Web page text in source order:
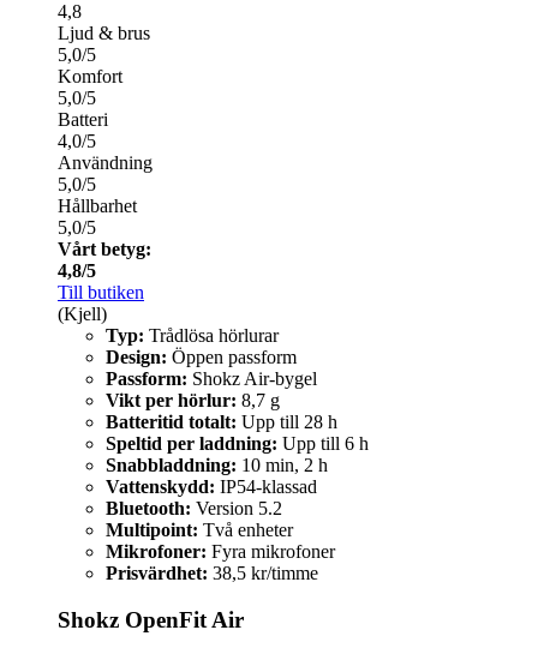
4,8
Ljud & brus
5,0/5
Komfort
5,0/5
Batteri
4,0/5
Användning
5,0/5
Hållbarhet
5,0/5
Vårt betyg:
4,8/5
Till butiken
(Kjell)
Typ: Trådlösa hörlurar
Design: Öppen passform
Passform: Shokz Air-bygel
Vikt per hörlur: 8,7 g
Batteritid totalt: Upp till 28 h
Speltid per laddning: Upp till 6 h
Snabbladdning: 10 min, 2 h
Vattenskydd: IP54-klassad
Bluetooth: Version 5.2
Multipoint: Två enheter
Mikrofoner: Fyra mikrofoner
Prisvärdhet: 38,5 kr/timme
Shokz OpenFit Air